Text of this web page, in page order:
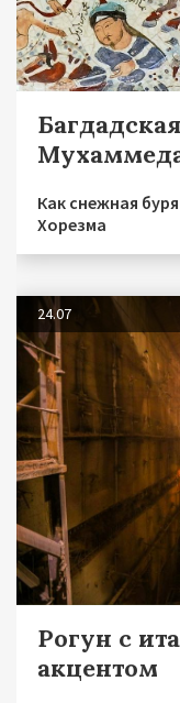
Как снежная
Хорезма
24.07
Рогун с
акцентом